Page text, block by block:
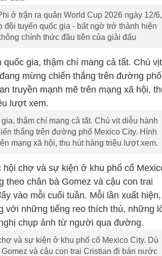
ở trận ra quân World Cup 2026 ngày 12/6,
đội tuyển quốc gia - bất ngờ trở thành hiện
chính thức đầu tiên của giải đấu
thậm chí mang cả tất. Chú vịt diễu hành
thắng trên đường phố Mexico City. Hình
mạng xã hội, thu hút hàng triệu lượt xem.
và sự kiện ở khu phố cổ Mexico City. Dù
và cậu con trai Cristian đi bán nước